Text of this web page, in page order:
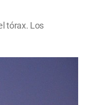
tórax. Los